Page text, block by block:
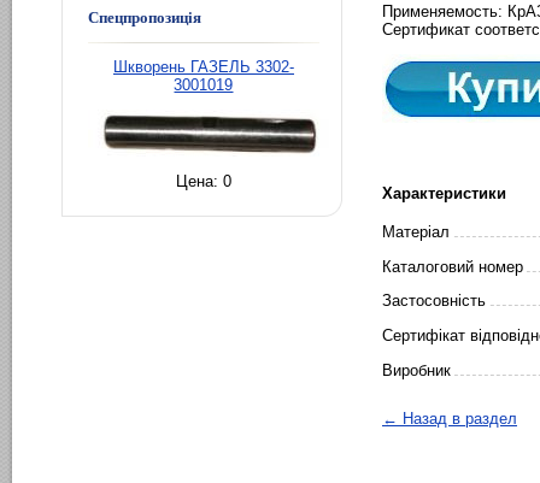
Спецпропозиція
Шкворень ГАЗЕЛЬ 3302-
3001019
Цена: 0
Применяемость:
Сертификат
Характеристики
Матеріал
Каталоговий номер
Застосовність
Сертифікат
Виробник
← Назад в раздел